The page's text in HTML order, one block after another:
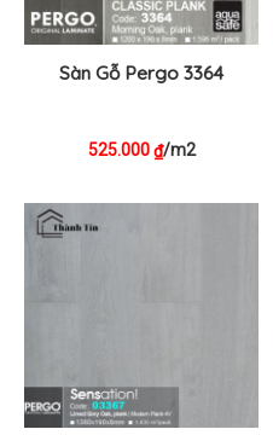
Sàn Gỗ Pergo 3364
525.000₫/m2